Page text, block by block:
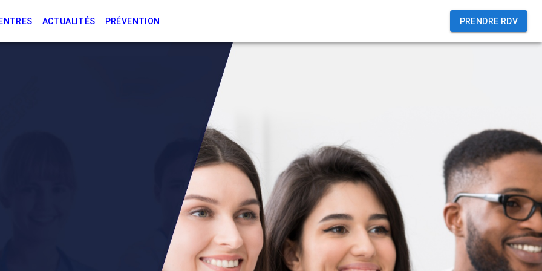
ACTUALITÉS PRÉVENTION PRENDRE RDV